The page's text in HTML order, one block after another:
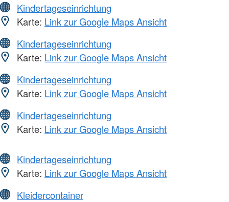
Kindertageseinrichtung
Karte: Link zur Google Maps Ansicht
Kindertageseinrichtung
Karte: Link zur Google Maps Ansicht
Kindertageseinrichtung
Karte: Link zur Google Maps Ansicht
Kindertageseinrichtung
Karte: Link zur Google Maps Ansicht
Kindertageseinrichtung
Karte: Link zur Google Maps Ansicht
Kleidercontainer